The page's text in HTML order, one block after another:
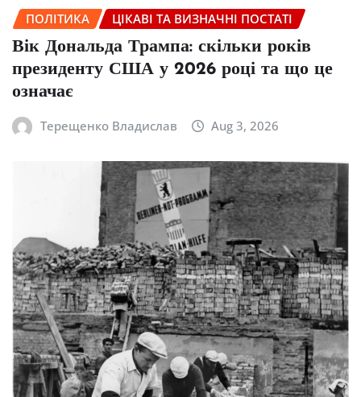
ПОЛІТИКА ЦІКАВІ ТА ВИЗНАЧНІ ПОСТАТІ
Вік Дональда Трампа: скільки років
президенту США у 2026 році та що це
означає
Терещенко Владислав Aug 3, 2026